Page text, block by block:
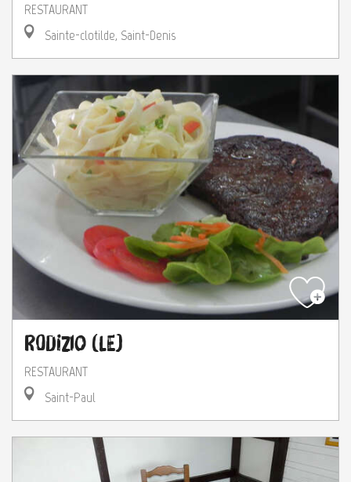
RESTAURANT
Sainte-clotilde, Saint-Denis
Rodizio (Le)
RESTAURANT
Saint-Paul